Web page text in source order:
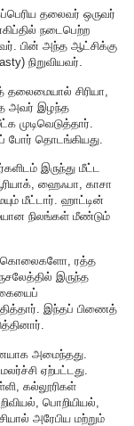
தலைவர் ஒருவர்
நடைபெற்ற
பின் அந்த ஆட்சிக்கு
நிறுவியவர்.
தலைமையால் சிரியா,
அவர் இழந்த
முடிவெடுத்தார்.
போர் தொடங்கியது.
இருந்து மீட்ட
ஹைஃபா, காசா
மீட்டார். ஹாட்டின்
நிலங்கள் மீண்டும்
கொலைகளோ, ரத்த
இருந்த
இந்தப் பிணைத்
அமைந்தது.
ஏற்பட்டது.
கல்லூரிகள்
பொறியியல்,
அரேபிய மற்றும்